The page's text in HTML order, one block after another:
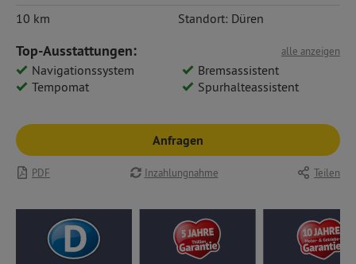
10 km
Standort: Düren
alle anzeigen
Top-Ausstattungen:
Navigationssystem
Bremsassistent
Tempomat
Spurhalteassistent
Anfragen
PDF Inzahlungnahme Teilen